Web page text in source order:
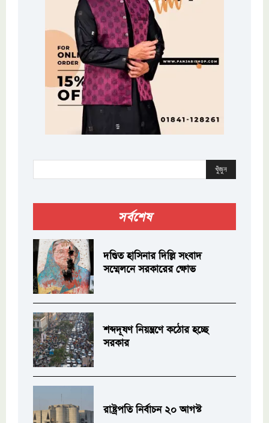
খুঁজুন
সর্বশেষ
দণ্ডিত হাসিনার দিল্লি সংবাদ
সম্মেলনে সরকারের ক্ষোভ
শব্দদূষণ নিয়ন্ত্রণে কঠোর হচ্ছে
সরকার
রাষ্ট্রপতি নির্বাচন ২০ আগস্ট